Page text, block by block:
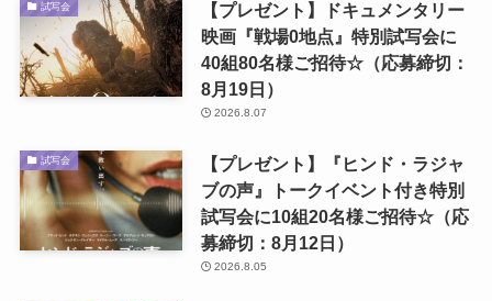
試写会
【プレゼント】ドキュメンタリー
映画『戦場0地点』特別試写会に
40組80名様ご招待☆（応募締切：
8月19日）
2026.8.07
試写会
【プレゼント】『ヒンド・ラジャ
ブの声』トークイベント付き特別
試写会に10組20名様ご招待☆（応
募締切：8月12日）
2026.8.05